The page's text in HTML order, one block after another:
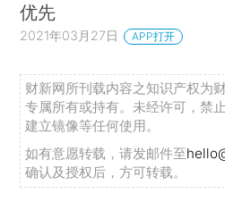
优先
2021年03月27日 APP打开
财新网所刊载内容之知识产权为
专属所有或持有。未经许可，禁
建立镜像等任何使用。
如有意愿转载，请发邮件至
确认及授权后，方可转载。